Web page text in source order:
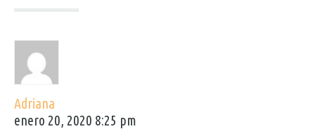
Adriana
enero 20, 2020 8:25 pm